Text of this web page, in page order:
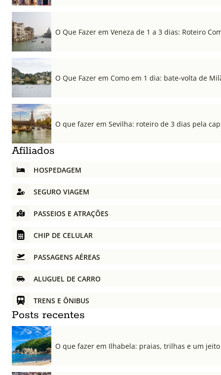
O Que Fazer em Veneza de 1 a 3 dias: Roteiro
O Que Fazer em Como em 1 dia: bate-volta de
O que fazer em Sevilha: roteiro de 3 dias pela
Afiliados
HOSPEDAGEM
SEGURO VIAGEM
PASSEIOS E ATRAÇÕES
CHIP DE CELULAR
PASSAGENS AÉREAS
ALUGUEL DE CARRO
TRENS E ÔNIBUS
Posts recentes
O que fazer em Ilhabela: praias, trilhas e um